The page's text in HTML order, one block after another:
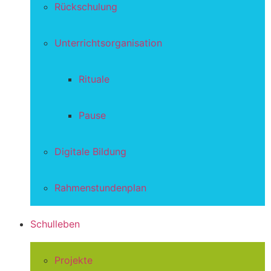
Rückschulung
Unterrichtsorganisation
Rituale
Pause
Digitale Bildung
Rahmenstundenplan
Schulleben
Projekte